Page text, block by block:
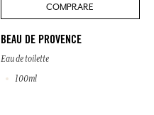
COMPRARE
BEAU DE PROVENCE
Eau de toilette
100ml